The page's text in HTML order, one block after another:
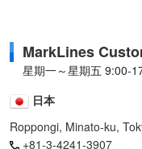
MarkLines
星期一～星期五 9:00-
日本
Roppongi, Minato-ku,
+81-3-4241-3907